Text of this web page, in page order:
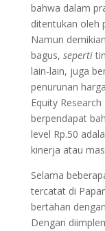
bahwa dalam
ditentukan oleh
Namun
bagus, seperti
lain-lain, juga
penurunan
Equity
berpendapat
level Rp.50
kinerja atau
Selama
tercatat di
bertahan
Dengan